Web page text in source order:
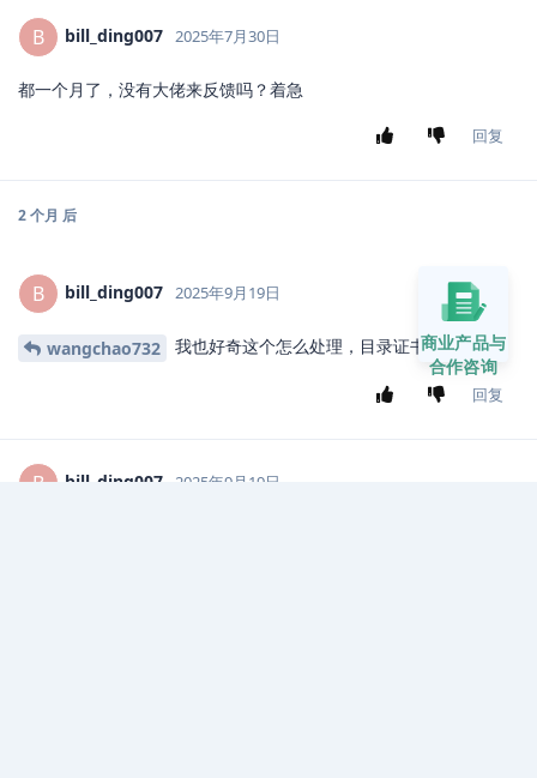
B bill_ding007 2025年7月30日
都一个月了，没有大佬来反馈吗？着急
回复
2 个月 后
B bill_ding007 2025年9月19日
wangchao732 我也好奇这个怎么处理，目录证书也快过期了
回复
B bill_ding007 2025年9月19日
商业产品与
合作咨询